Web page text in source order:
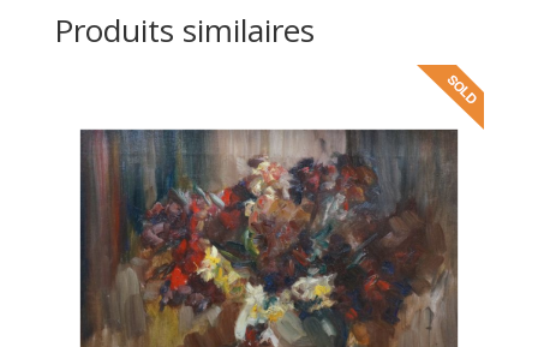
Produits similaires